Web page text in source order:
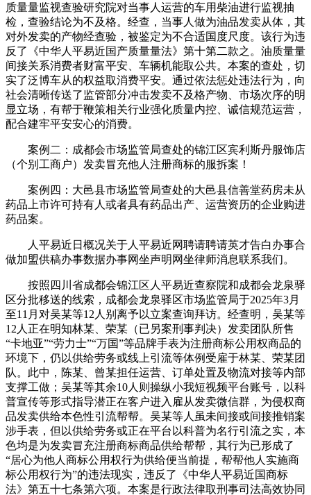
质量量监视查验研究院对当事人运营的车用柴油进行监视抽
检，查验结论为不及格。经查，当事人做为油品发卖从体，其
对外发卖的产物经查验，被鉴定为不合适国度尺度。该行为违
反了《中华人平易近国产质量量法》第十第二款之。油质量量
间接关系消费者财富平安、车辆机能取公共。本案的查处，切
实了泛博车从的权益取消费平安。通过依法惩处违法行为，向
社会清晰传送了监管部分冲击发卖不及格产物、市场次序的明
显立场，有帮于鞭策相关行业强化质量内控、诚信规范运营，
配合建牢平安安心的消费。
案例二：成都会市场监管局查处的锦江区宾利斯丹服饰店
（个别工商户）发卖冒充他人注册商标的服拆案！
案例四：大邑县市场监管局查处的大邑县信善堂药房未从
药品上市许可持有人或者具有药品出产、运营资历的企业购进
药品案。
人平易近日概况关于人平易近网聘请聘请英才告白办事合
做加盟供稿办事数据办事网坐声明网坐律师消息联系我们。
按照四川省成都会锦江区人平易近查察院和成都会龙泉驿
区分批移送的线索，成都会龙泉驿区市场监管局于2025年3月
至11月对吴某等12人别离予以立案查询拜访。经查明，吴某等
12人正在明知林某、荣某（已另案刑事判决）发卖团队所售
“卡地亚”“劳力士”“万国”等品牌手表为注册商标公用权商品的
环境下，仍以供给劳务或线上引流等体例受雇于林某、荣某团
队。此中，陈某、曾某担任运营、订单处置及物流对接等内部
支撑工做；吴某等其余10人则操纵小我短视频平台账号，以科
普宣传等形式指导潜正在客户进入雇从发卖微信群，为侵权商
品发卖供给本色性引流帮帮。吴某等人虽未间接或间接推销案
涉手表，但以供给劳务或正在平台以科普为名行引流之实，本
色均是为发卖冒充注册商标商品供给帮帮，其行为已形成了
“居心为他人商标公用权行为供给便当前提，帮帮他人实施商
标公用权行为”的违法现实，违反了《中华人平易近国商标
法》第五十七条第六项。本案是行政法律取刑事司法高效协同